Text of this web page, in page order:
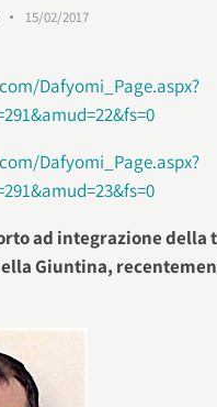
15/02/2017
Dafyomi_Page.aspx?
Dafyomi_Page.aspx?
ad integrazione della
Giuntina,